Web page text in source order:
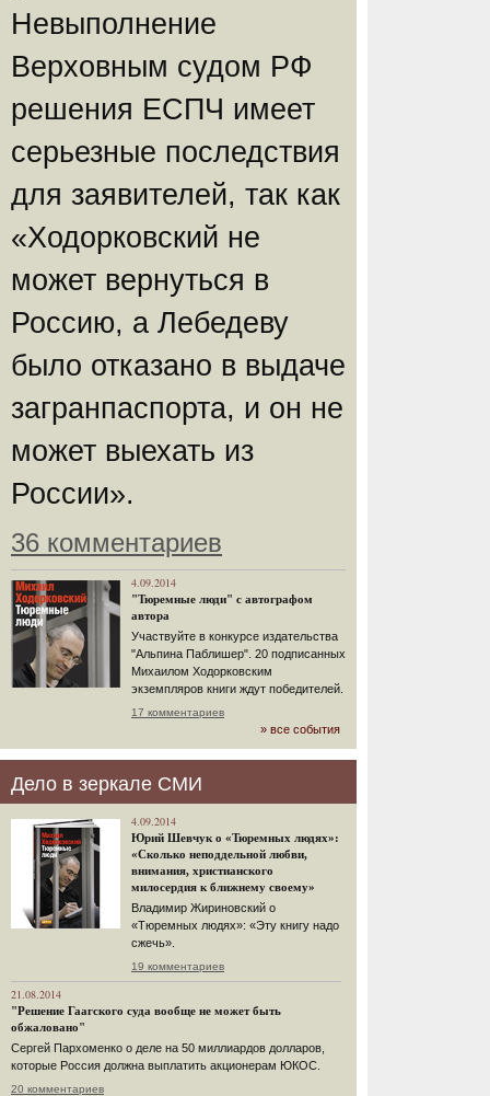
Невыполнение
Верховным судом РФ
решения ЕСПЧ имеет
серьезные последствия
для заявителей, так как
«Ходорковский не
может вернуться в
Россию, а Лебедеву
было отказано в выдаче
загранпаспорта, и он не
может выехать из
России».
36 комментариев
4.09.2014
"Тюремные люди" с автографом
автора
Участвуйте в конкурсе издательства
"Альпина Паблишер". 20 подписанных
Михаилом Ходорковским
экземпляров книги ждут победителей.
17 комментариев
» все события
Дело в зеркале СМИ
4.09.2014
Юрий Шевчук о «Тюремных людях»:
«Сколько неподдельной любви,
внимания, христианского
милосердия к ближнему своему»
Владимир Жириновский о
«Тюремных людях»: «Эту книгу надо
сжечь».
19 комментариев
21.08.2014
"Решение Гаагского суда вообще не может быть
обжаловано"
Сергей Пархоменко о деле на 50 миллиардов долларов,
которые Россия должна выплатить акционерам ЮКОС.
20 комментариев